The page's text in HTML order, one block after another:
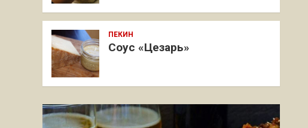
ПЕКИН
Соус «Цезарь»